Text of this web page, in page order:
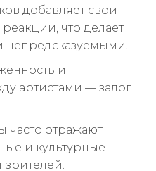
добавляет свои
что делает
непредсказуемыми.
и
артистами — залог
часто отражают
и культурные
зрителей.